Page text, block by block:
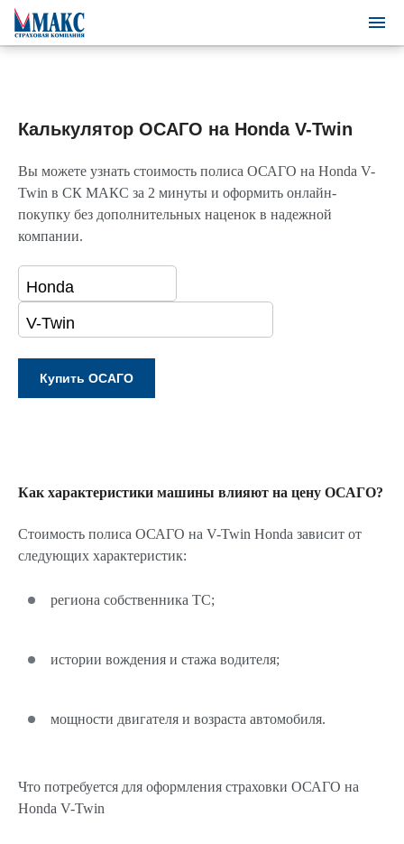
Калькулятор ОСАГО на Honda V-Twin
Вы можете узнать стоимость полиса ОСАГО на Honda V-
Twin в СК МАКС за 2 минуты и оформить онлайн-
покупку без дополнительных наценок в надежной
компании.
Как характеристики машины влияют на цену ОСАГО?
Стоимость полиса ОСАГО на V-Twin Honda зависит от
следующих характеристик:
региона собственника ТС;
истории вождения и стажа водителя;
мощности двигателя и возраста автомобиля.
Что потребуется для оформления страховки ОСАГО на
Honda V-Twin